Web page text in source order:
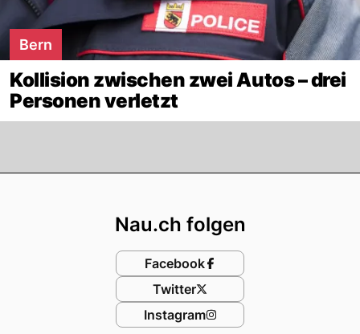
Bern
Kollision zwischen zwei Autos – drei
Personen verletzt
Nau.ch folgen
Facebook
Twitter
Instagram